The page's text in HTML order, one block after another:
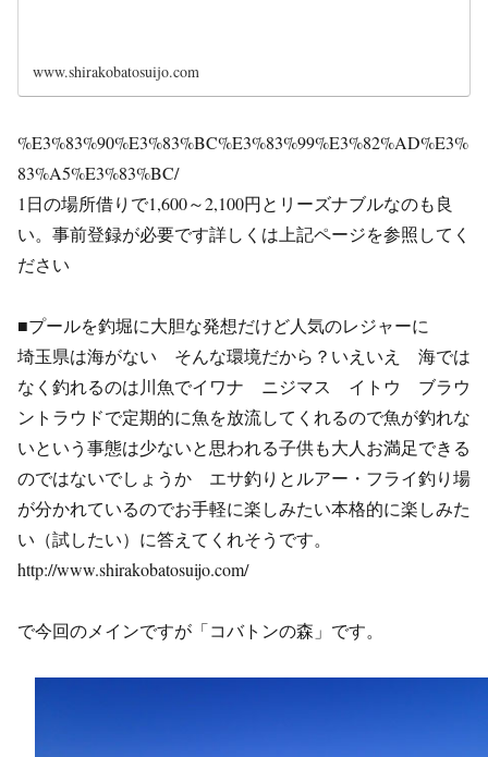
www.shirakobatosuijo.com
%E3%83%90%E3%83%BC%E3%83%99%E3%82%AD%E3%
83%A5%E3%83%BC/
1日の場所借りで1,600～2,100円とリーズナブルなのも良
い。事前登録が必要です詳しくは上記ページを参照してく
ださい
■プールを釣堀に大胆な発想だけど人気のレジャーに
埼玉県は海がない そんな環境だから？いえいえ 海では
なく釣れるのは川魚でイワナ ニジマス イトウ ブラウ
ントラウドで定期的に魚を放流してくれるので魚が釣れな
いという事態は少ないと思われる子供も大人お満足できる
のではないでしょうか エサ釣りとルアー・フライ釣り場
が分かれているのでお手軽に楽しみたい本格的に楽しみた
い（試したい）に答えてくれそうです。
http://www.shirakobatosuijo.com/
で今回のメインですが「コバトンの森」です。